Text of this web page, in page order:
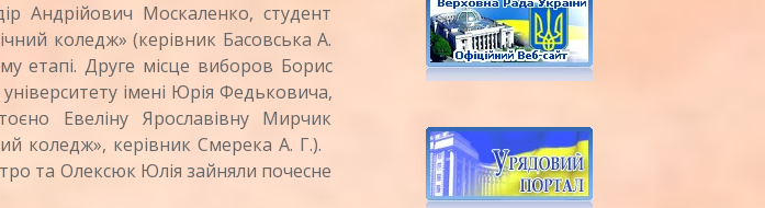
Андрійович Москаленко, студент
коледж» (керівник Басовська А.
етапі. Друге місце виборов Борис
імені Юрія Федьковича,
Евеліну Ярославівну Мирчик
коледж», керівник Смерека А. Г.).
та Олексюк Юлія зайняли почесне